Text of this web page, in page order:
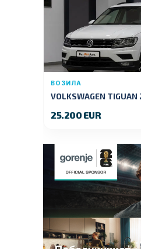
ВОЗИЛА
VOLKSWAGEN TIGUAN
25.200 EUR